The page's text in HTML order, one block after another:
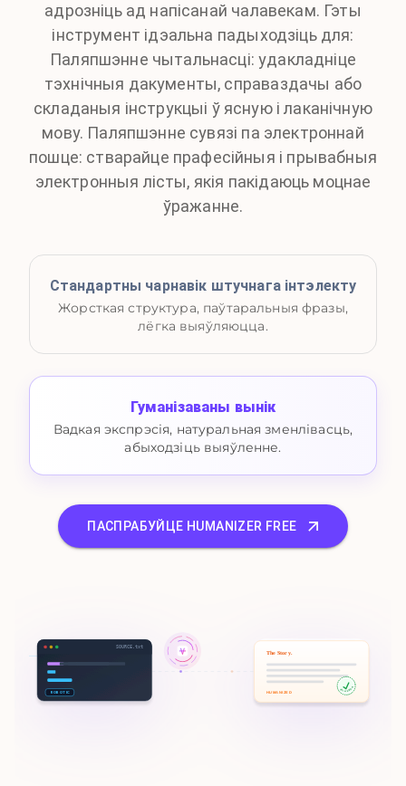
адрозніць ад напісанай чалавекам. Гэты
інструмент ідэальна падыходзіць для:
Паляпшэнне чытальнасці: удакладніце
тэхнічныя дакументы, справаздачы або
складаныя інструкцыі ў ясную і лаканічную
мову. Паляпшэнне сувязі па электроннай
пошце: стварайце прафесійныя і прывабныя
электронныя лісты, якія пакідаюць моцнае
ўражанне.
Стандартны чарнавік штучнага інтэлекту
Жорсткая структура, паўтаральныя фразы,
лёгка выяўляюцца.
Гуманізаваны вынік
Вадкая экспрэсія, натуральная зменлівасць,
абыходзіць выяўленне.
ПАСПРАБУЙЦЕ HUMANIZER FREE
SOURCE.txt
ROBOTIC
The Story.
100% HUMAN
HUMANIZED